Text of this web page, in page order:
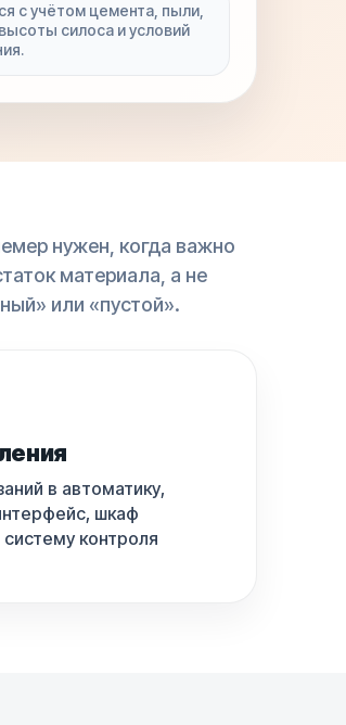
с учётом цемента, пыли,
силоса и условий
нужен, когда важно
материала, а не
или «пустой».
в автоматику,
шкаф
контроля